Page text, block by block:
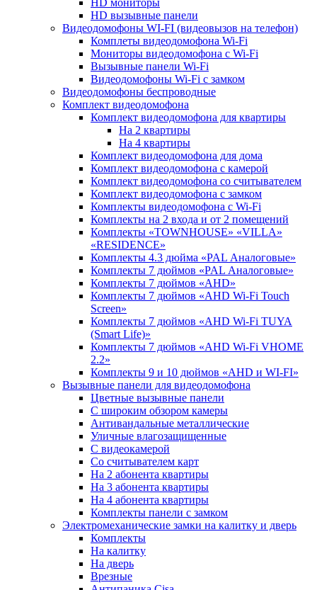
HD мониторы
HD вызывные панели
Видеодомофоны WI-FI (видеовызов на телефон)
Комплеты видеодомофона Wi-Fi
Мониторы видеодомофона с Wi-Fi
Вызывные панели Wi-Fi
Видеодомофоны Wi-Fi с замком
Видеодомофоны беспроводные
Комплект видеодомофона
Комплект видеодомофона для квартиры
На 2 квартиры
На 4 квартиры
Комплект видеодомофона для дома
Комплект видеодомофона с камерой
Комплект видеодомофона со считывателем
Комплект видеодомофона c замком
Комплекты видеодомофона с Wi-Fi
Комплекты на 2 входа и от 2 помещений
Комплекты «TOWNHOUSE» «VILLA»
«RESIDENCE»
Комплекты 4.3 дюйма «PAL Аналоговые»
Комплекты 7 дюймов «PAL Аналоговые»
Комплекты 7 дюймов «AHD»
Комплекты 7 дюймов «AHD Wi-Fi Touch
Screen»
Комплекты 7 дюймов «AHD Wi-Fi TUYA
(Smart Life)»
Комплекты 7 дюймов «AHD Wi-Fi VHOME
2.2»
Комплекты 9 и 10 дюймов «AHD и WI-FI»
Вызывные панели для видеодомофона
Цветные вызывные панели
С широким обзором камеры
Антивандальные металлические
Уличные влагозащищенные
С видеокамерой
Со считывателем карт
На 2 абонента квартиры
На 3 абонента квартиры
На 4 абонента квартиры
Комплекты панели с замком
Электромеханические замки на калитку и дверь
Комплекты
На калитку
На дверь
Врезные